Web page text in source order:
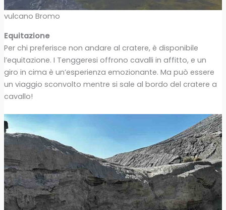
vulcano Bromo
Equitazione
Per chi preferisce non andare al cratere, è disponibile
l’equitazione. I Tenggeresi offrono cavalli in affitto, e un
giro in cima è un’esperienza emozionante. Ma può essere
un viaggio sconvolto mentre si sale al bordo del cratere a
cavallo!